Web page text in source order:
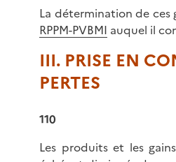
La détermination de ces
RPPM-PVBMI auquel il
III. PRISE EN
PERTES
110
Les produits et les